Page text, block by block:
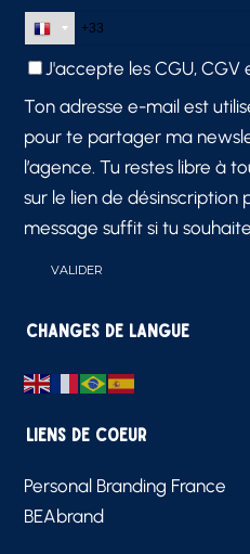
J'accepte lesCGU, CGV
Ton adresse e-mail est
pour te partager ma
l’agence. Tu restes libre à
sur le lien de désinscription
message suffit si tu
Changes de langue
Liens de Coeur
Personal Branding France
BEAbrand